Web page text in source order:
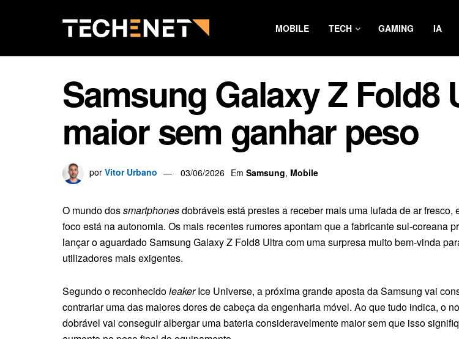
MOBILE TECH GAMING IA
Samsung Galaxy Z Fold8
maior sem ganhar peso
por Vitor Urbano 03/06/2026 Em Samsung, Mobile
O mundo dossmartphonesdobráveis está prestes a receber mais uma lufada de ar fresco,
foco está na autonomia. Os mais recentes rumores apontam que a fabricante sul-coreana
lançar o aguardado Samsung Galaxy Z Fold8 Ultra com uma surpresa muito bem-vinda
utilizadores mais exigentes.
Segundo o reconhecidoleakerIce Universe, a próxima grande aposta da Samsung vai
contrariar uma das maiores dores de cabeça da engenharia móvel. Ao que tudo indica, o
dobrável vai conseguir albergar uma bateria consideravelmente maior sem que isso